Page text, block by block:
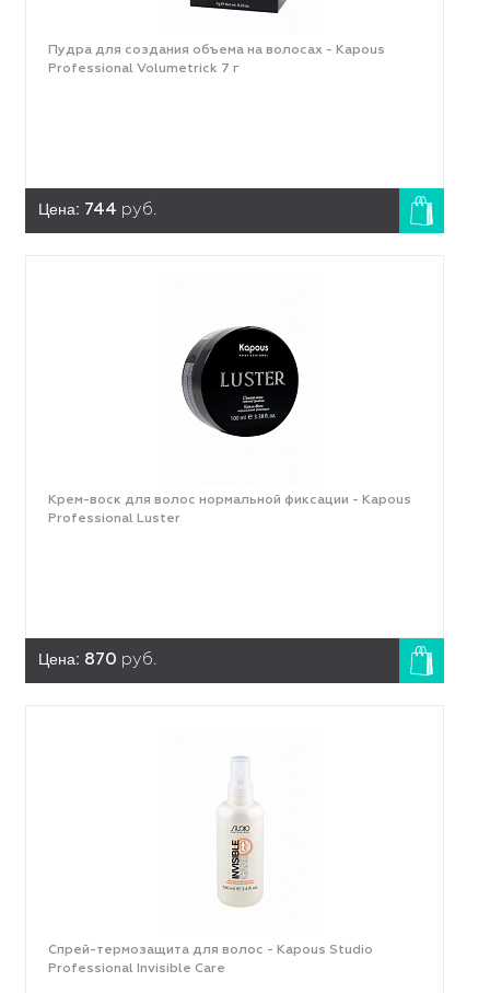
Пудра для создания объема на волосах - Kapous
Professional Volumetrick 7 г
Цена: 744 руб.
Крем-воск для волос нормальной фиксации - Kapous
Professional Luster
Цена: 870 руб.
Спрей-термозащита для волос - Kapous Studio
Professional Invisible Care